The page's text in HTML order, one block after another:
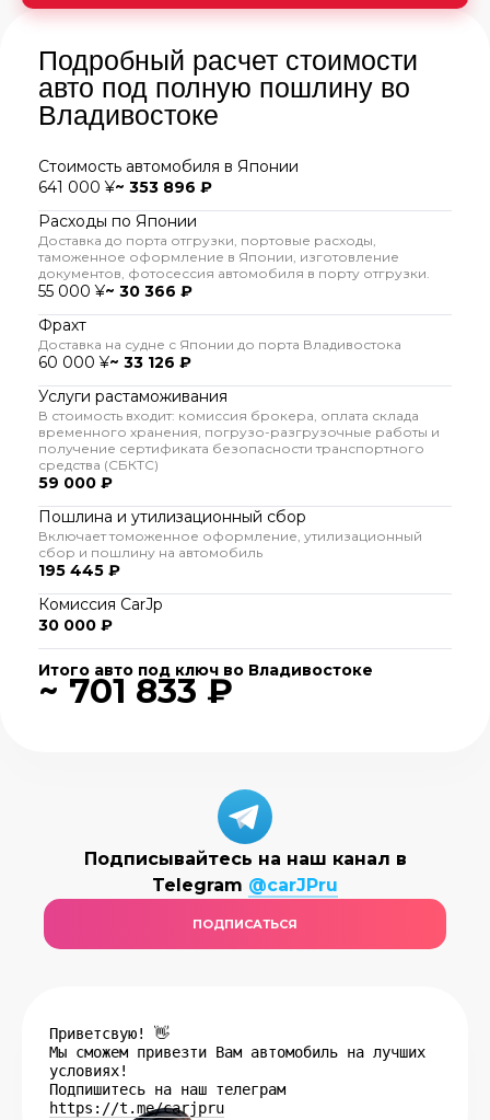
Подробный расчет стоимости
авто под полную пошлину во
Владивостоке
Стоимость автомобиля в Японии
641 000 ¥~ 353 896 ₽
Расходы по Японии
Доставка до порта отгрузки, портовые расходы,
таможенное оформление в Японии, изготовление
документов, фотосессия автомобиля в порту отгрузки.
55 000 ¥~ 30 366 ₽
Фрахт
Доставка на судне с Японии до порта Владивостока
60 000 ¥~ 33 126 ₽
Услуги растаможивания
В стоимость входит: комиссия брокера, оплата склада
временного хранения, погрузо-разгрузочные работы и
получение сертификата безопасности транспортного
средства (СБКТС)
59 000 ₽
Пошлина и утилизационный сбор
Включает томоженное оформление, утилизационный
сбор и пошлину на автомобиль
195 445 ₽
Комиссия CarJp
30 000 ₽
Итого авто под ключ во Владивостоке
~ 701 833 ₽
Подписывайтесь на наш канал в
Telegram @carJPru
ПОДПИСАТЬСЯ
Приветсвую! 👋
Мы сможем привезти Вам автомобиль на лучших
условиях!
Подпишитесь на наш телеграм
https://t.me/carjpru